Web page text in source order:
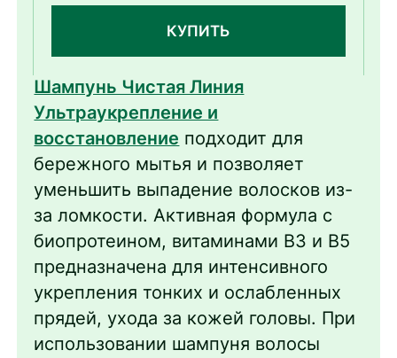
КУПИТЬ
Шампунь Чистая Линия
Ультраукрепление и
восстановление подходит для
бережного мытья и позволяет
уменьшить выпадение волосков из-
за ломкости. Активная формула с
биопротеином, витаминами В3 и В5
предназначена для интенсивного
укрепления тонких и ослабленных
прядей, ухода за кожей головы. При
использовании шампуня волосы